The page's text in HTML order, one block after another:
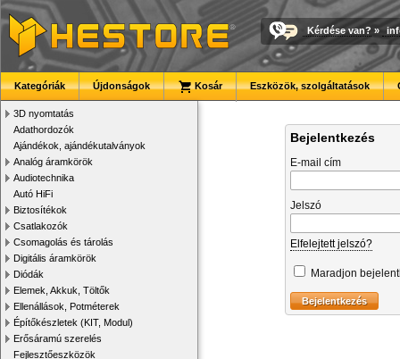
Kérdése van? »
Kategóriák Újdonságok Kosár Eszközök, szolgáltatások
3D nyomtatás
Adathordozók
Ajándékok, ajándékutalványok
Analóg áramkörök
Audiotechnika
Autó HiFi
Biztosítékok
Csatlakozók
Csomagolás és tárolás
Digitális áramkörök
Diódák
Elemek, Akkuk, Töltők
Ellenállások, Potméterek
Építőkészletek (KIT, Modul)
Erősáramú szerelés
Fejlesztőeszközök
Bejelentkezés
E-mail cím
Jelszó
Elfelejtett jelszó?
Maradjon